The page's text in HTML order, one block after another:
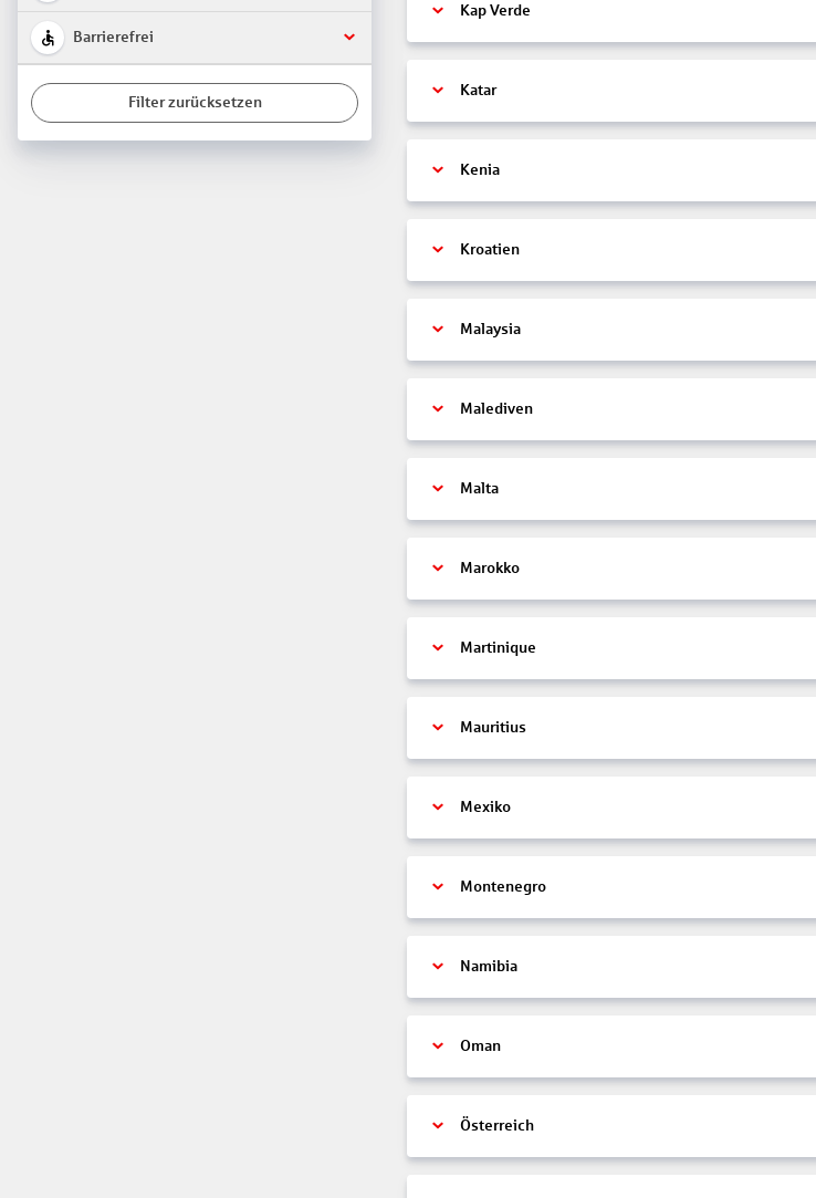
Barrierefrei
Filter zurücksetzen
Kap Verde
Katar
Kenia
Kroatien
Malaysia
Malediven
Malta
Marokko
Martinique
Mauritius
Mexiko
Montenegro
Namibia
Oman
Österreich